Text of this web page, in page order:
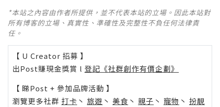
*本站之內容由作者所提供，並不代表本站的立場。因此本站對
所有博客的立場、真實性、準確性及完整性不負任何法律責
任。
【 U Creator 招募 】
出Post賺現金獎賞 l 登記《社群創作有價企劃》
【 睇Post + 參加品牌活動 】
瀏覽更多社群 打卡 丶 旅遊 丶 美食 丶 親子 丶 寵物 丶 扮靚